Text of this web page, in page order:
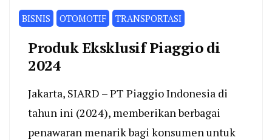
BISNIS OTOMOTIF TRANSPORTASI
Produk Eksklusif Piaggio di
2024
Jakarta, SIARD – PT Piaggio Indonesia di
tahun ini (2024), memberikan berbagai
penawaran menarik bagi konsumen untuk